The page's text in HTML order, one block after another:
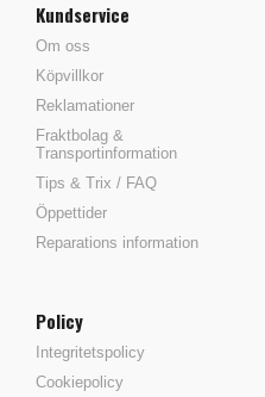
Kundservice
Om oss
Köpvillkor
Reklamationer
Fraktbolag &
Transportinformation
Tips & Trix / FAQ
Öppettider
Reparations information
Policy
Integritetspolicy
Cookiepolicy